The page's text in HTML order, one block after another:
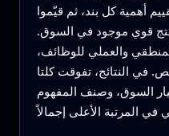
أهمية كل بند، ثم قيّموا
قوي موجود في السوق.
والعملي للوظائف،
في النتائج، تفوقت كلتا
السوق، وصنف المفهوم